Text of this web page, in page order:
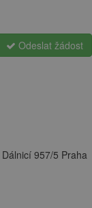
Odeslat žádost
957/5 Praha